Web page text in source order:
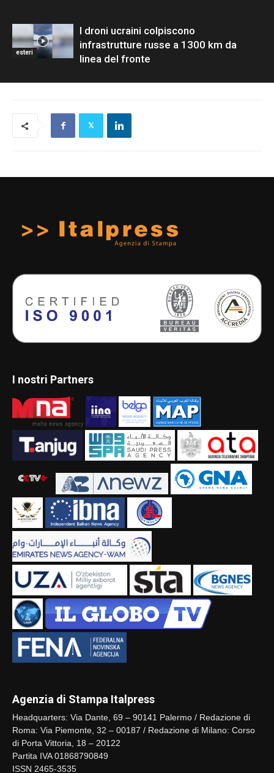
esteri
I droni ucraini colpiscono
infrastrutture russe a 1300 km da
linea del fronte
I nostri Partners
Agenzia di Stampa Italpress
Headquarters: Via Dante, 69 – 90141 Palermo / Redazione di
Roma: Via Piemonte, 32 – 00187 / Redazione di Milano: Corso
di Porta Vittoria, 18 – 20122
Partita IVA 01868790849
ISSN 2465-3535